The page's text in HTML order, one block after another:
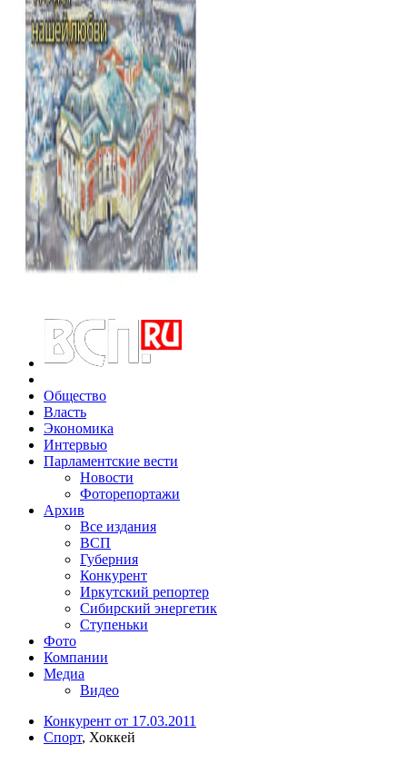
Общество
Власть
Экономика
Интервью
Парламентские вести
Новости
Фоторепортажи
Архив
Все издания
ВСП
Губерния
Конкурент
Иркутский репортер
Сибирский энергетик
Ступеньки
Фото
Компании
Медиа
Видео
Конкурент от 17.03.2011
Спорт, Хоккей